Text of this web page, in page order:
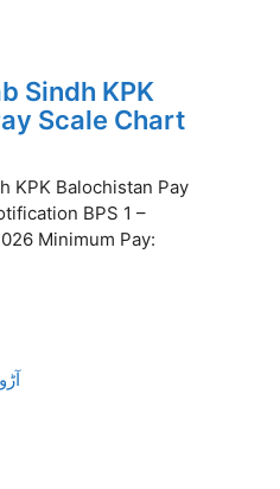
Sindh KPK
Scale Chart
KPK Balochistan Pay
BPS 1 –
Minimum Pay: